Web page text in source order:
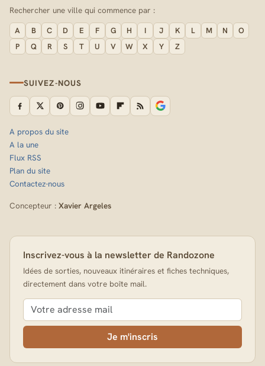
Rechercher une ville qui commence par :
A B C D E F G H I J K L M N
O
P
Q R S T U V W X Y Z
SUIVEZ-NOUS
A propos du site
A la une
Flux RSS
Plan du site
Contactez-nous
Concepteur : Xavier Argeles
Inscrivez-vous à la newsletter de Randozone
Idées de sorties, nouveaux itinéraires et fiches techniques,
directement dans votre boîte mail.
Je m'inscris